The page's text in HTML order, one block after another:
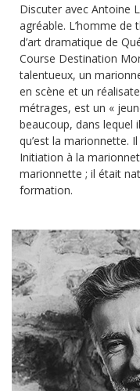
Discuter avec Antoine
agréable. L’homme
d’art dramatique de
Course Destination
talentueux, un
en scène et un
métrages, est un «
beaucoup, dans lequel
qu’est la marionnette.
Initiation à la
marionnette ; il était
formation.